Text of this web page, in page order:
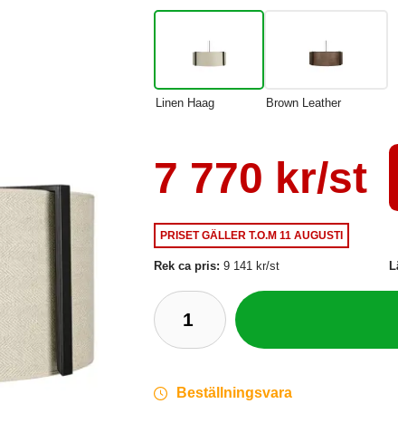
Linen Haag Brown Leather
7 770 kr/st
PRISET GÄLLERT.O.M 11 AUGUSTI
Rek ca pris:9 141 kr/st
Beställningsvara